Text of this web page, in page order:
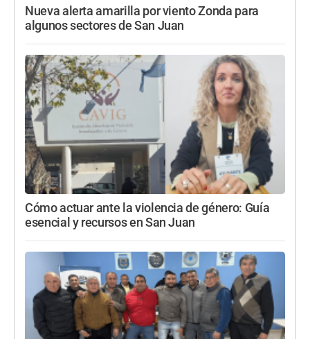
Nueva alerta amarilla por viento Zonda para
algunos sectores de San Juan
Cómo actuar ante la violencia de género: Guía
esencial y recursos en San Juan